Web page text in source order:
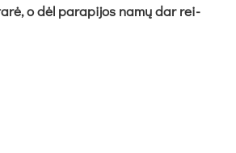
o dėl pa­ra­pi­jos na­mų dar rei­